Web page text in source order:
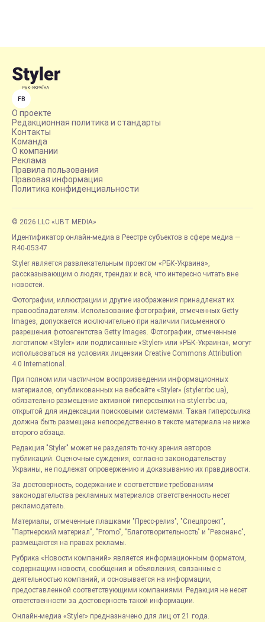
FB
О проекте
Редакционная политика и стандарты
Контакты
Команда
О компании
Реклама
Правила пользования
Правовая информация
Политика конфиденциальности
© 2026 LLC «UBT MEDIA»
Идентификатор онлайн-медиа в Реестре субъектов в сфере медиа —
R40-05347
Styler является развлекательным проектом «РБК-Украина»,
рассказывающим о людях, трендах и всё, что интересно читать вне
новостей.
Фотографии, иллюстрации и другие изображения принадлежат их
правообладателям. Использование фотографий, отмеченных Getty
Images, допускается исключительно при наличии письменного
разрешения фотоагентства Getty Images. Фотографии, отмеченные
логотипом «Styler» или подписанные «Styler» или «РБК-Украина», могут
использоваться на условиях лицензии Creative Commons Attribution
4.0 International.
При полном или частичном воспроизведении информационных
материалов, опубликованных на вебсайте «Styler» (styler.rbc.ua),
обязательно размещение активной гиперссылки на styler.rbc.ua,
открытой для индексации поисковыми системами. Такая гиперссылка
должна быть размещена непосредственно в тексте материала не ниже
второго абзаца.
Редакция "Styler" может не разделять точку зрения авторов
публикаций. Оценочные суждения, согласно законодательству
Украины, не подлежат опровержению и доказыванию их правдивости.
За достоверность, содержание и соответствие требованиям
законодательства рекламных материалов ответственность несет
рекламодатель.
Материалы, отмеченные плашками "Пресс-релиз", "Спецпроект",
"Партнерский материал", "Promo", "Благотворительность" и "Резонанс",
размещаются на правах рекламы.
Рубрика «Новости компаний» является информационным форматом,
содержащим новости, сообщения и объявления, связанные с
деятельностью компаний, и основывается на информации,
предоставленной соответствующими компаниями. Редакция не несет
ответственности за достоверность такой информации.
Онлайн-медиа «Styler» предназначено для лиц от 21 года.